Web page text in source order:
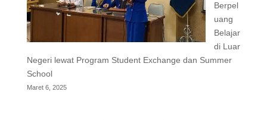
Berpel
uang
Belajar
di Luar
Negeri lewat Program Student Exchange dan Summer
School
Maret 6, 2025